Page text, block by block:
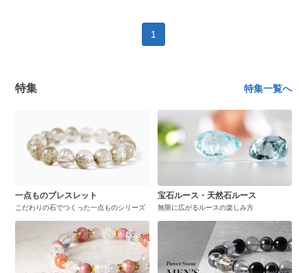
1
特集 特集一覧へ
一点ものブレスレット
こだわりの石でつくった一点ものシリーズ
宝石ルース・天然石ルース
無限に広がるルースの楽しみ方